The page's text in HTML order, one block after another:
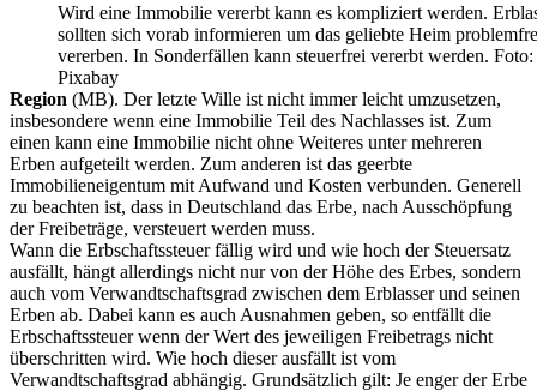
Wird eine Immobilie vererbt kann es kompliziert werden.
sollten sich vorab informieren um das geliebte Heim
vererben. In Sonderfällen kann steuerfrei vererbt werden. Foto:
Pixabay
Region (MB). Der letzte Wille ist nicht immer leicht umzusetzen,
insbesondere wenn eine Immobilie Teil des Nachlasses ist. Zum
einen kann eine Immobilie nicht ohne Weiteres unter mehreren
Erben aufgeteilt werden. Zum anderen ist das geerbte
Immobilieneigentum mit Aufwand und Kosten verbunden. Generell
zu beachten ist, dass in Deutschland das Erbe, nach Ausschöpfung
der Freibeträge, versteuert werden muss.
Wann die Erbschaftssteuer fällig wird und wie hoch der Steuersatz
ausfällt, hängt allerdings nicht nur von der Höhe des Erbes, sondern
auch vom Verwandtschaftsgrad zwischen dem Erblasser und seinen
Erben ab. Dabei kann es auch Ausnahmen geben, so entfällt die
Erbschaftssteuer wenn der Wert des jeweiligen Freibetrags nicht
überschritten wird. Wie hoch dieser ausfällt ist vom
Verwandtschaftsgrad abhängig. Grundsätzlich gilt: Je enger der Erbe